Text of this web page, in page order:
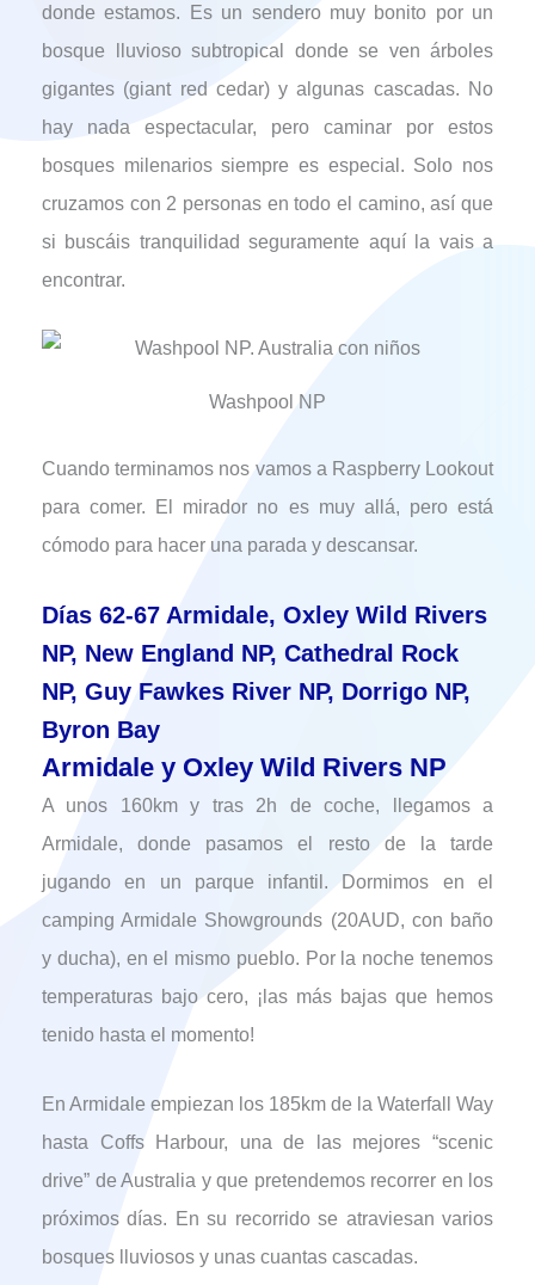
donde estamos. Es un sendero muy bonito por un
bosque lluvioso subtropical donde se ven árboles
gigantes (giant red cedar) y algunas cascadas. No
hay nada espectacular, pero caminar por estos
bosques milenarios siempre es especial. Solo nos
cruzamos con 2 personas en todo el camino, así que
si buscáis tranquilidad seguramente aquí la vais a
encontrar.
Washpool NP
Cuando terminamos nos vamos a Raspberry Lookout
para comer. El mirador no es muy allá, pero está
cómodo para hacer una parada y descansar.
Días 62-67 Armidale, Oxley Wild Rivers
NP, New England NP, Cathedral Rock
NP, Guy Fawkes River NP, Dorrigo NP,
Byron Bay
Armidale y Oxley Wild Rivers NP
A unos 160km y tras 2h de coche, llegamos a
Armidale, donde pasamos el resto de la tarde
jugando en un parque infantil. Dormimos en el
camping Armidale Showgrounds (20AUD, con baño
y ducha), en el mismo pueblo. Por la noche tenemos
temperaturas bajo cero, ¡las más bajas que hemos
tenido hasta el momento!
En Armidale empiezan los 185km de la Waterfall Way
hasta Coffs Harbour, una de las mejores “scenic
drive” de Australia y que pretendemos recorrer en los
próximos días. En su recorrido se atraviesan varios
bosques lluviosos y unas cuantas cascadas.